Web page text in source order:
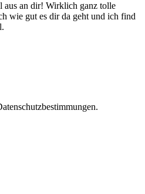
aus an dir! Wirklich ganz tolle
wie gut es dir da geht und ich find